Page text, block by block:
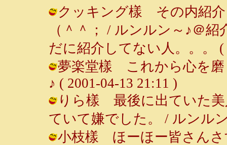
クッキング樣 その内紹
（＾＾； / ルンルン～♪＠
だに紹介してない人。。。 (
夢楽堂樣 これから心を磨
♪ ( 2001-04-13 21:11 )
りら樣 最後に出ていた美
ていて嫌でした。 / ルンル
小枝樣 ほーほー皆さんさ